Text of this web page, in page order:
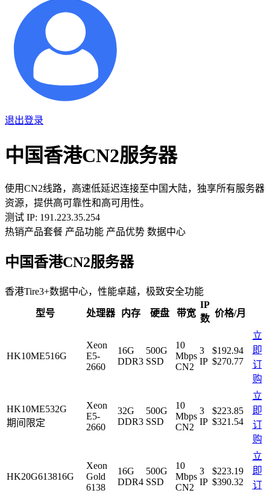
退出登录
中国香港CN2服务器
使用CN2线路，高速低延迟连接至中国大陆，独享所有服务器
资源，提供高可靠性和高可用性。
测试 IP: 191.223.35.254
热销产品套餐 产品功能 产品优势 数据中心
中国香港CN2服务器
香港Tire3+数据中心，性能卓越，极致安全功能
型号 处理器 内存 硬盘 带宽
IP
数
价格/月
HK10ME516G
Xeon
E5-
2660
16G
DDR3
500G
SSD
10
Mbps
CN2
3
IP
$192.94
$270.77
立
即
订
购
HK10ME532G
期间限定
Xeon
E5-
2660
32G
DDR3
500G
SSD
10
Mbps
CN2
3
IP
$223.85
$321.54
立
即
订
购
HK20G613816G
Xeon
Gold
6138
16G
DDR4
500G
SSD
10
Mbps
CN2
3
IP
$223.19
$390.32
立
即
订